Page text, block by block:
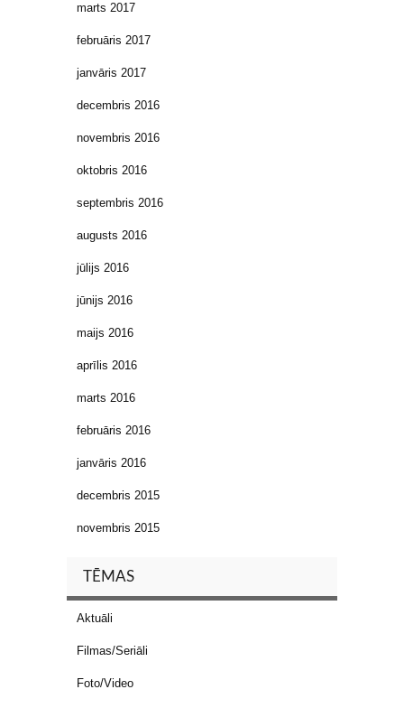
marts 2017
februāris 2017
janvāris 2017
decembris 2016
novembris 2016
oktobris 2016
septembris 2016
augusts 2016
jūlijs 2016
jūnijs 2016
maijs 2016
aprīlis 2016
marts 2016
februāris 2016
janvāris 2016
decembris 2015
novembris 2015
TĒMAS
Aktuāli
Filmas/Seriāli
Foto/Video